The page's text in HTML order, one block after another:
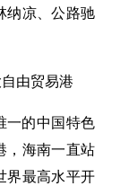
纳凉、公路驰
由贸易港
一的中国特色
，海南一直站
界最高水平开